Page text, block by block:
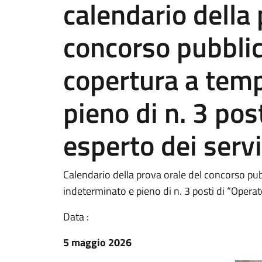
calendario
concorso
copertura a
pieno di n. 3
esperto dei
Calendario della prova orale del concorso
indeterminato e pieno di n. 3 posti di
Data :
5 maggio 2026